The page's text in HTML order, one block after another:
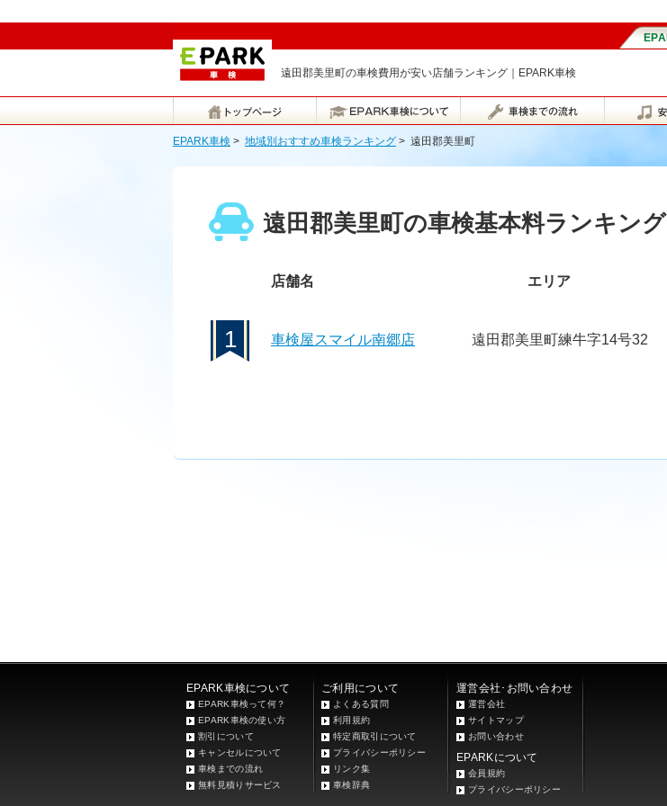
遠田郡美里町の車検費用が安い店舗ランキング｜EPARK車検
EPARK車検 > 地域別おすすめ車検ランキング > 遠田郡美里町
遠田郡美里町の車検基本料ランキング
店舗名 エリア
1 車検屋スマイル南郷店 遠田郡美里町練牛字14号32